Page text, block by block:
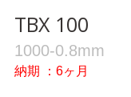
TBX 100
1000-0.8mm
納期 ：6ヶ月